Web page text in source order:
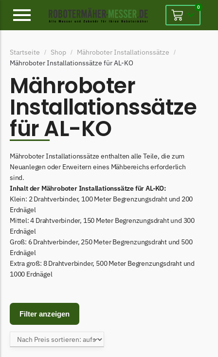
Alpina Messer
Ambrogio
Ambrogio Messer
Begrenzungsdraht
Belrobotics
Belrobotics Messer
Begrenzungsdraht
Black & Decker
Black & Decker Messer
Begrenzungsdraht
Bosch Indego
Bosch Indego Messer
Begrenzungsdraht
Central Park Messer
Begrenzungsdraht
Cramer
0
Startseite / Shop / Mähroboter Installationssätze /
Mähroboter Installationssätze für AL-KO
Mähroboter
Installationssätze
für AL-KO
Mähroboter Installationssätze enthalten alle Teile, die zum
Neuanlegen oder Erweitern eines Mähbereichs erforderlich
sind.
Inhalt der Mähroboter Installationssätze für AL-KO:
Klein: 2 Drahtverbinder, 100 Meter Begrenzungsdraht und 200
Erdnägel
Mittel: 4 Drahtverbinder, 150 Meter Begrenzungsdraht und 300
Erdnägel
Groß: 6 Drahtverbinder, 250 Meter Begrenzungsdraht und 500
Erdnägel
Extra groß: 8 Drahtverbinder, 500 Meter Begrenzungsdraht und
1000 Erdnägel
Filter anzeigen